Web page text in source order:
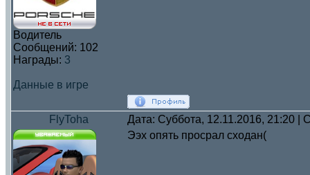
Водитель
Сообщений: 102
Награды: 3
Данные в игре
FlyToha Дата: Суббота, 12.11.2016, 21:20 |
Ээх опять просрал сходан(